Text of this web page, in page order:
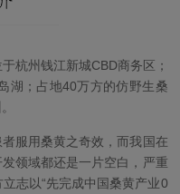
于杭州钱江新城CBD商务区；
湖；占地40万方的仿野生桑
服用桑黄之奇效，而我国在
领域都还是一片空白，严重
志以“先完成中国桑黄产业0